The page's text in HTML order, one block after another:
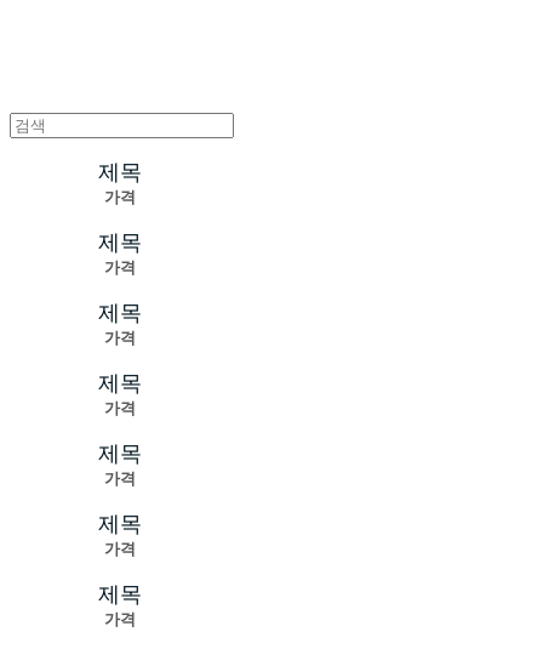
제목
가격
제목
가격
제목
가격
제목
가격
제목
가격
제목
가격
제목
가격